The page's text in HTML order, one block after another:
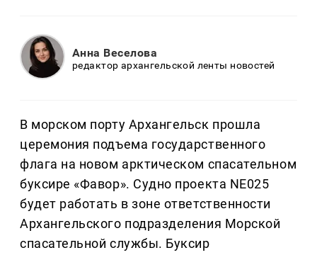
Анна Веселова
редактор архангельской ленты новостей
В морском порту Архангельск прошла
церемония подъема государственного
флага на новом арктическом спасательном
буксире «Фавор». Судно проекта NE025
будет работать в зоне ответственности
Архангельского подразделения Морской
спасательной службы. Буксир